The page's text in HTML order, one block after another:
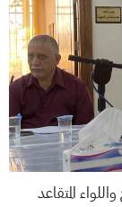
المتقاعد